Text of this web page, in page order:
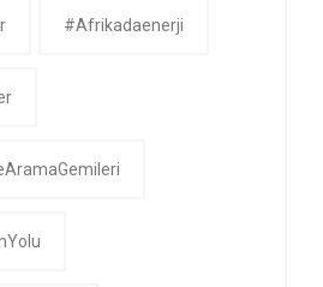
#afrikadaenerji